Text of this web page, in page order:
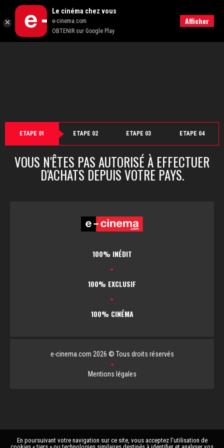
En poursuivant votre navigation sur ce site, vous acceptez l'utilisation de
ETAPE 01 ETAPE 02 ETAPE 03 ETAPE 04
VOUS N'ÊTES PAS AUTORISÉ À EFFECTUER
D'ACHATS DEPUIS VOTRE PAYS.
100% INÉDIT
▪
100% EXCLUSIF
▪
100% CINÉMA
e-cinema.com 2026 © Tous droits réservés
▪
Mentions légales
Retour Le cinéma chez vous
e-cinema.com
OBTENIR sur Google Play
Afficher